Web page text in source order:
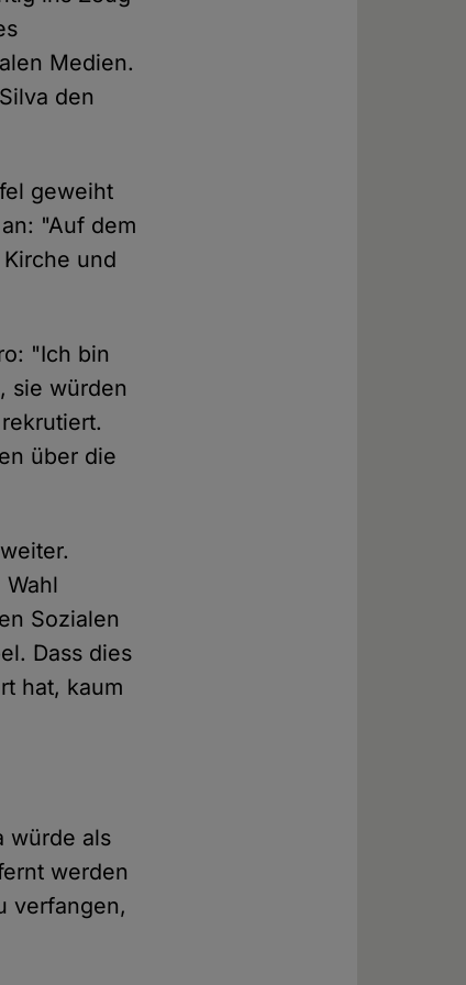
Medien.
den
geweiht
"Auf dem
und
"Ich bin
sie würden
über die
Sozialen
Dass dies
hat, kaum
würde als
werden
verfangen,